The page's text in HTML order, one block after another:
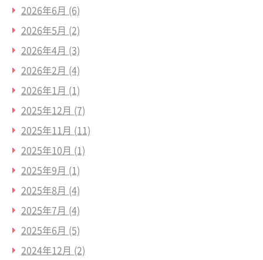
2026年6月 (6)
2026年5月 (2)
2026年4月 (3)
2026年2月 (4)
2026年1月 (1)
2025年12月 (7)
2025年11月 (11)
2025年10月 (1)
2025年9月 (1)
2025年8月 (4)
2025年7月 (4)
2025年6月 (5)
2024年12月 (2)